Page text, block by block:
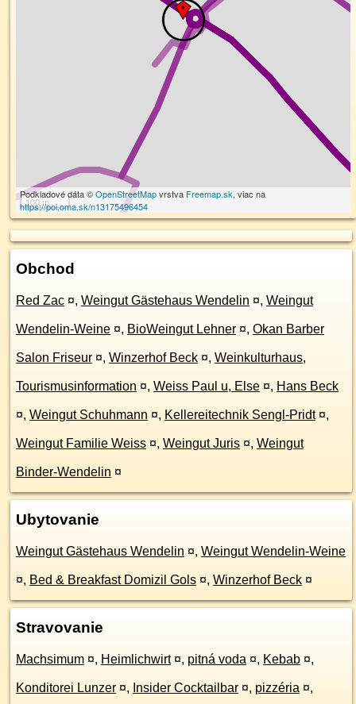
100 m
Podkladové dáta ©OpenStreetMapvrstva Freemap.sk, viac na
https://poi.oma.sk/n13175496454
Obchod
Red Zac ¤, Weingut Gästehaus Wendelin ¤, Weingut
Wendelin-Weine ¤, BioWeingut Lehner ¤, Okan Barber
Salon Friseur ¤, Winzerhof Beck ¤, Weinkulturhaus,
Tourismusinformation ¤, Weiss Paul u, Else ¤, Hans Beck
¤, Weingut Schuhmann ¤, Kellereitechnik Sengl-Pridt ¤,
Weingut Familie Weiss ¤, Weingut Juris ¤, Weingut
Binder-Wendelin ¤
Ubytovanie
Weingut Gästehaus Wendelin ¤, Weingut Wendelin-Weine
¤, Bed & Breakfast Domizil Gols ¤, Winzerhof Beck ¤
Stravovanie
Machsimum ¤, Heimlichwirt ¤, pitná voda ¤, Kebab ¤,
Konditorei Lunzer ¤, Insider Cocktailbar ¤, pizzéria ¤,